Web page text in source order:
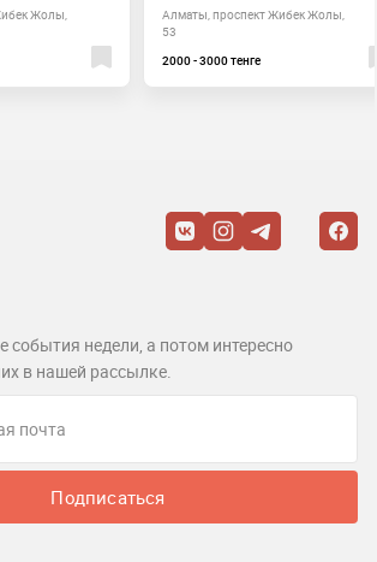
Жолы,
Алматы, проспект Жибек Жолы,
53
2000 - 3000 тенге
события недели, а потом интересно
в нашей рассылке.
Подписаться